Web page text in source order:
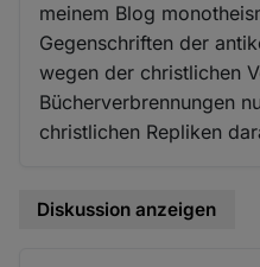
meinem Blog
Gegenschriften der
wegen der christlichen
Bücherverbrennungen
christlichen Repliken
Diskussion anzeigen